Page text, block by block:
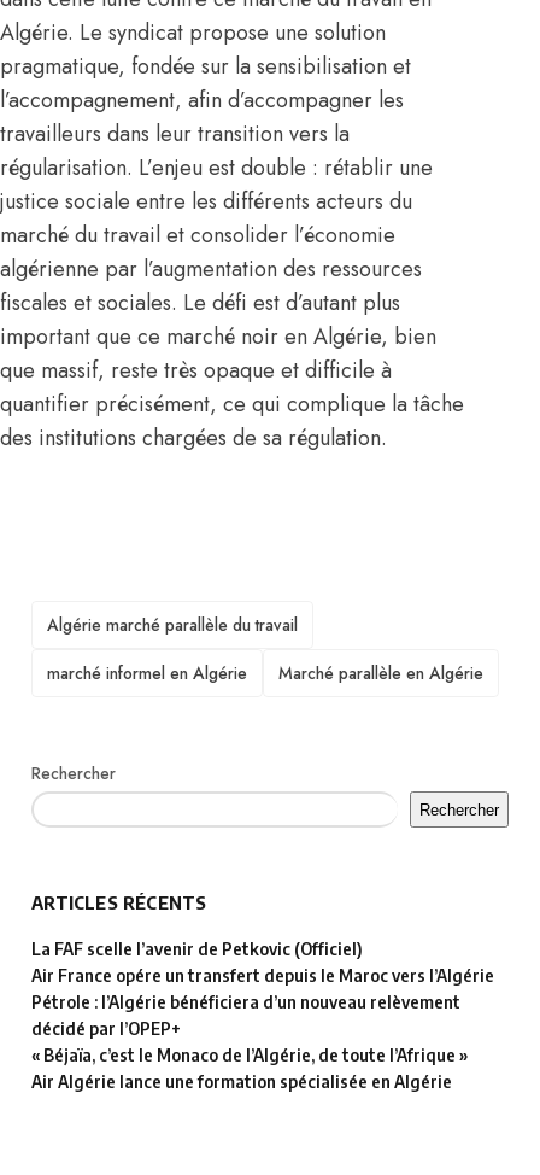
Algérie. Le syndicat propose une solution
pragmatique, fondée sur la sensibilisation et
l’accompagnement, afin d’accompagner les
travailleurs dans leur transition vers la
régularisation. L’enjeu est double : rétablir une
justice sociale entre les différents acteurs du
marché du travail et consolider l’économie
algérienne par l’augmentation des ressources
fiscales et sociales. Le défi est d’autant plus
important que ce marché noir en Algérie, bien
que massif, reste très opaque et difficile à
quantifier précisément, ce qui complique la tâche
des institutions chargées de sa régulation.
TAGS
Algérie marché parallèle du travail
marché informel en Algérie
Marché parallèle en Algérie
Rechercher
Rechercher
ARTICLES RÉCENTS
La FAF scelle l’avenir de Petkovic (Officiel)
Air France opére un transfert depuis le Maroc vers l’Algérie
Pétrole : l’Algérie bénéficiera d’un nouveau relèvement
décidé par l’OPEP+
« Béjaïa, c’est le Monaco de l’Algérie, de toute l’Afrique »
Air Algérie lance une formation spécialisée en Algérie